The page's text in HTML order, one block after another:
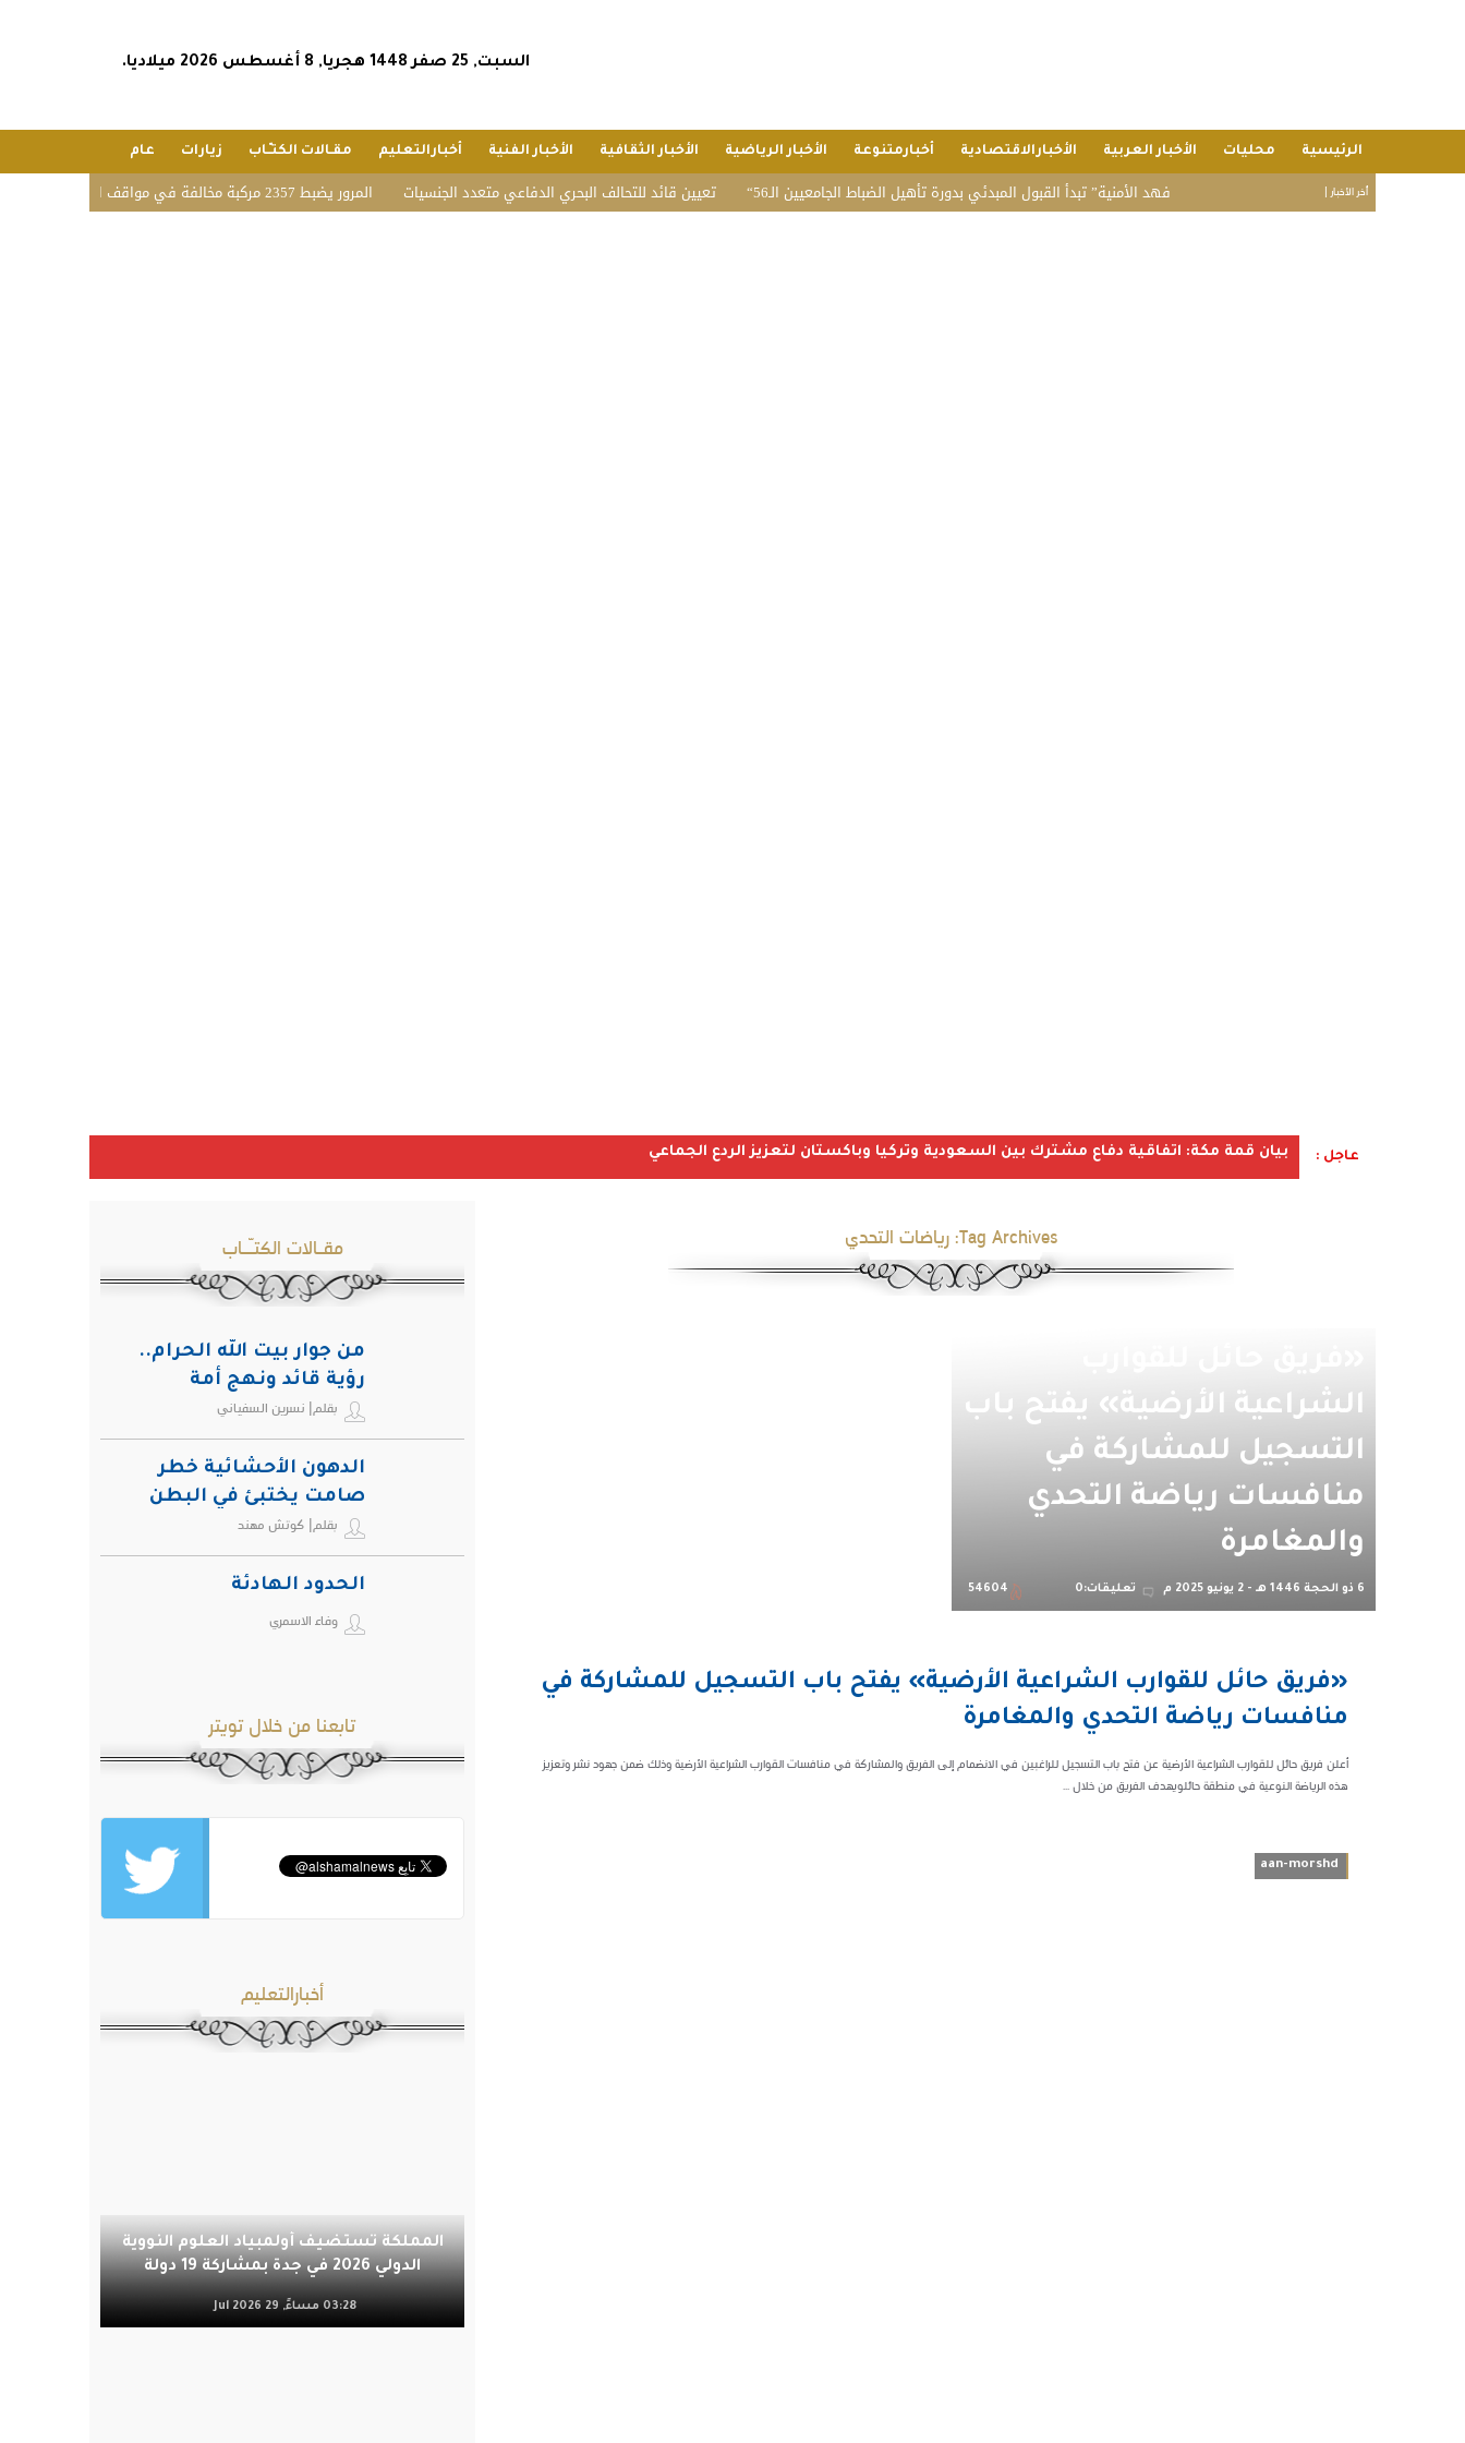
السبت, 25 صفر 1448 هجريا, 8 أغسطس 2026 ميلاديا.
الرئيسية محليات الأخبار العربية الأخبارالاقتصادية أخبارمتنوعة الأخبار الرياضية الأخبار الثقافية الأخبار الفنية أخبارالتعليم مقـالات الكتـّـاب زيارات عام
أخر الأخبار | المرور يضبط 2357 مركبة مخالفة في مواقف الأشخاص ذوي الإعاقة بمختلف مناطق المملكة تعيين قائد للتحالف البحري الدفاعي متعدد الجنسيات “فهد الأمنية” تبدأ القبول المبدئي بدورة تأهيل الضباط الجامعيين الـ56
عاجل : بيان قمة مكة: اتفاقية دفاع مشترك بين السعودية وتركيا وباكستان لتعزيز الردع الجماعي
Tag Archives: رياضات التحدي
الشراعية الأرضية» يفتح باب
التسجيل للمشاركة في
منافسات رياضة التحدي
والمغامرة
6 ذو الحجة 1446 هـ - 2 يونيو 2025 م تعليقات:0 54604
«فريق حائل للقوارب الشراعية الأرضية» يفتح باب التسجيل للمشاركة في
منافسات رياضة التحدي والمغامرة
أعلن فريق حائل للقوارب الشراعية الأرضية عن فتح باب التسجيل للراغبين في الانضمام إلى الفريق والمشاركة في منافسات القوارب الشراعية الأرضية وذلك ضمن جهود نشر وتعزيز
هذه الرياضة النوعية في منطقة حائلويهدف الفريق من خلال ...
aan-morshd
مقـالات الكتـّـاب
من جوار بيت الله الحرام..
رؤية قائد ونهج أمة
بقلم| نسرين السفياني
الدهون الأحشائية خطر
صامت يختبئ في البطن
ويهدد صحة الإنسان
بقلم| كوتش مهند
الحدود الهادئة
وفاء الاسمري
تابعنا من خلال تويتر
أخبارالتعليم
المملكة تستضيف أولمبياد العلوم النووية
الدولي 2026 في جدة بمشاركة 19 دولة
03:28 مساءً, 29 Jul 2026